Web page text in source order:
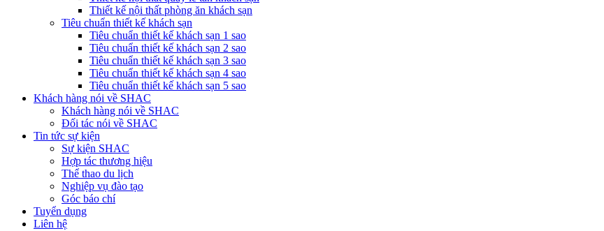
Thiết kế nội thất phòng ăn khách sạn
Tiêu chuẩn thiết kế khách sạn
Tiêu chuẩn thiết kế khách sạn 1 sao
Tiêu chuẩn thiết kế khách sạn 2 sao
Tiêu chuẩn thiết kế khách sạn 3 sao
Tiêu chuẩn thiết kế khách sạn 4 sao
Tiêu chuẩn thiết kế khách sạn 5 sao
Khách hàng nói về SHAC
Khách hàng nói về SHAC
Đối tác nói về SHAC
Tin tức sự kiện
Sự kiện SHAC
Hợp tác thương hiệu
Thể thao du lịch
Nghiệp vụ đào tạo
Góc báo chí
Tuyển dụng
Liên hệ